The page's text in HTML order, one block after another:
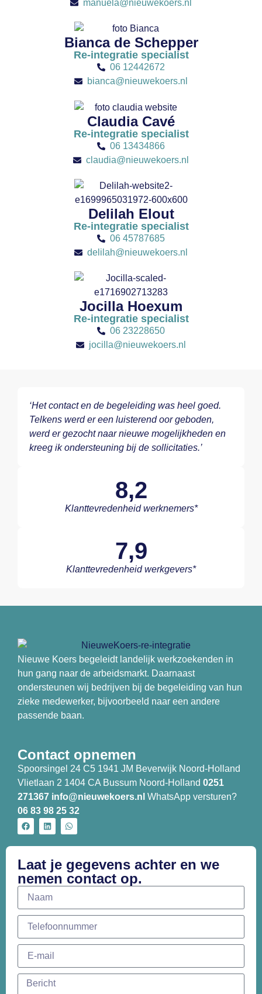
manuela@nieuwekoers.nl
Bianca de Schepper
Re-integratie specialist
06 12442672
bianca@nieuwekoers.nl
Claudia Cavé
Re-integratie specialist
06 13434866
claudia@nieuwekoers.nl
Delilah Elout
Re-integratie specialist
06 45787685
delilah@nieuwekoers.nl
Jocilla Hoexum
Re-integratie specialist
06 23228650
jocilla@nieuwekoers.nl
‘Het contact en de begeleiding was heel goed.
Telkens werd er een luisterend oor geboden,
werd er gezocht naar nieuwe mogelijkheden en
kreeg ik ondersteuning bij de sollicitaties.’
8,2
Klanttevredenheid werknemers*
7,9
Klanttevredenheid werkgevers*
Nieuwe Koers begeleidt landelijk werkzoekenden in
hun gang naar de arbeidsmarkt. Daarnaast
ondersteunen wij bedrijven bij de begeleiding van hun
zieke medewerker, bijvoorbeeld naar een andere
passende baan.
Contact opnemen
Spoorsingel 24 C5 1941 JM Beverwijk Noord-Holland
Vlietlaan 2 1404 CA Bussum Noord-Holland 0251
271367 info@nieuwekoers.nl WhatsApp versturen?
06 83 98 25 32
Laat je gegevens achter en we
nemen contact op.